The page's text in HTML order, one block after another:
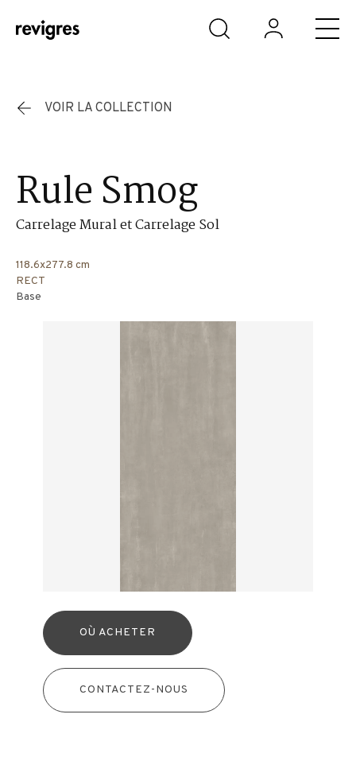
Aller au contenu principal
VOIR LA COLLECTION
Rule Smog
Carrelage Mural et Carrelage Sol
118.6x277.8 cm
RECT
Base
OÙ ACHETER
CONTACTEZ-NOUS